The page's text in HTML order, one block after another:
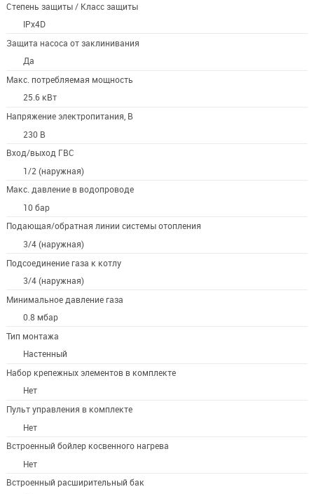
Степень защиты / Класс защиты
IPx4D
Защита насоса от заклинивания
Да
Макс. потребляемая мощность
25.6 кВт
Напряжение электропитания, В
230 В
Вход/выход ГВС
1/2 (наружная)
Макс. давление в водопроводе
10 бар
Подающая/обратная линии системы отопления
3/4 (наружная)
Подсоединение газа к котлу
3/4 (наружная)
Минимальное давление газа
0.8 мбар
Тип монтажа
Настенный
Набор крепежных элементов в комплекте
Нет
Пульт управления в комплекте
Нет
Встроенный бойлер косвенного нагрева
Нет
Встроенный расширительный бак